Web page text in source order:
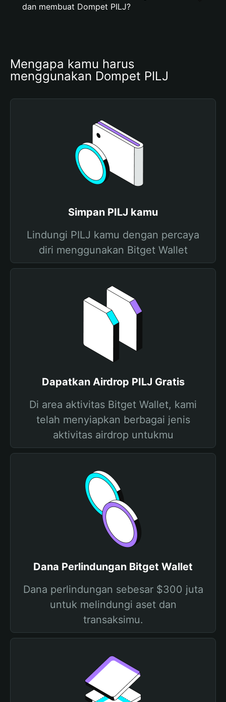
dan membuat Dompet PILJ?
Mengapa kamu harus
menggunakan Dompet PILJ
Simpan PILJ kamu
Lindungi PILJ kamu dengan percaya
diri menggunakan Bitget Wallet
Dapatkan Airdrop PILJ Gratis
Di area aktivitas Bitget Wallet, kami
telah menyiapkan berbagai jenis
aktivitas airdrop untukmu
Dana Perlindungan Bitget Wallet
Dana perlindungan sebesar $300 juta
untuk melindungi aset dan
transaksimu.